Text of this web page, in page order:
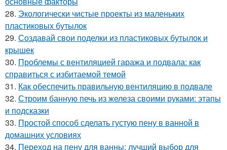
28. Экологически чистые проекты из маленьких
пластиковых бутылок
29. Создавай свои поделки из пластиковых бутылок и
крышек
30. Проблемы с вентиляцией гаража и подвала: как
справиться с избитаемой темой
31. Как обеспечить правильную вентиляцию в подвале
32. Строим банную печь из железа своими руками: этапы
и подсказки
33. Простой способ сделать густую пену в ванной в
домашних условиях
34. Переход на пену для ванны: лучший выбор для